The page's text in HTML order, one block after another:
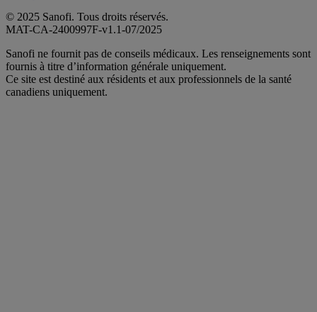
© 2025 Sanofi. Tous droits réservés.
MAT-CA-2400997F-v1.1-07/2025
Sanofi ne fournit pas de conseils médicaux. Les renseignements sont
fournis à titre d’information générale uniquement.
Ce site est destiné aux résidents et aux professionnels de la santé
canadiens uniquement.